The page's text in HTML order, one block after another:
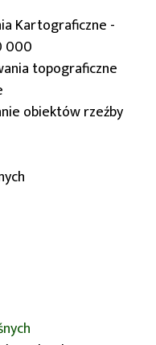
Kartograficzne -
000
topograficzne
obiektów rzeźby
finansowej
samorządu
ochrony,
rolnych.
Województwa
2025r. w sprawie
finansowej
samorządu
ochrony,